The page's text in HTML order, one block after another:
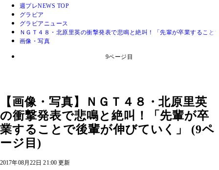
週プレNEWS TOP
グラビア
グラビアニュース
ＮＧＴ４８・北原里英の衝撃発表で悲鳴と絶叫！「先輩が卒業すること
画像・写真
9ページ目
【画像・写真】ＮＧＴ４８・北原里英
の衝撃発表で悲鳴と絶叫！「先輩が卒
業することで後輩が伸びていく」 (9ペ
ージ目)
2017年08月22日 21:00 更新